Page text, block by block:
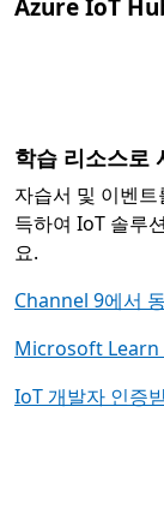
Azure IoT
학습 리소스로
자습서 및 이벤
득하여 IoT 솔루
요.
Channel 9에서
Microsoft Learn
IoT 개발자 인증